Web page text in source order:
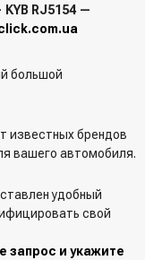
RJ5154 —
большой
известных брендов
вашего автомобиля.
удобный
свой
запрос и укажите